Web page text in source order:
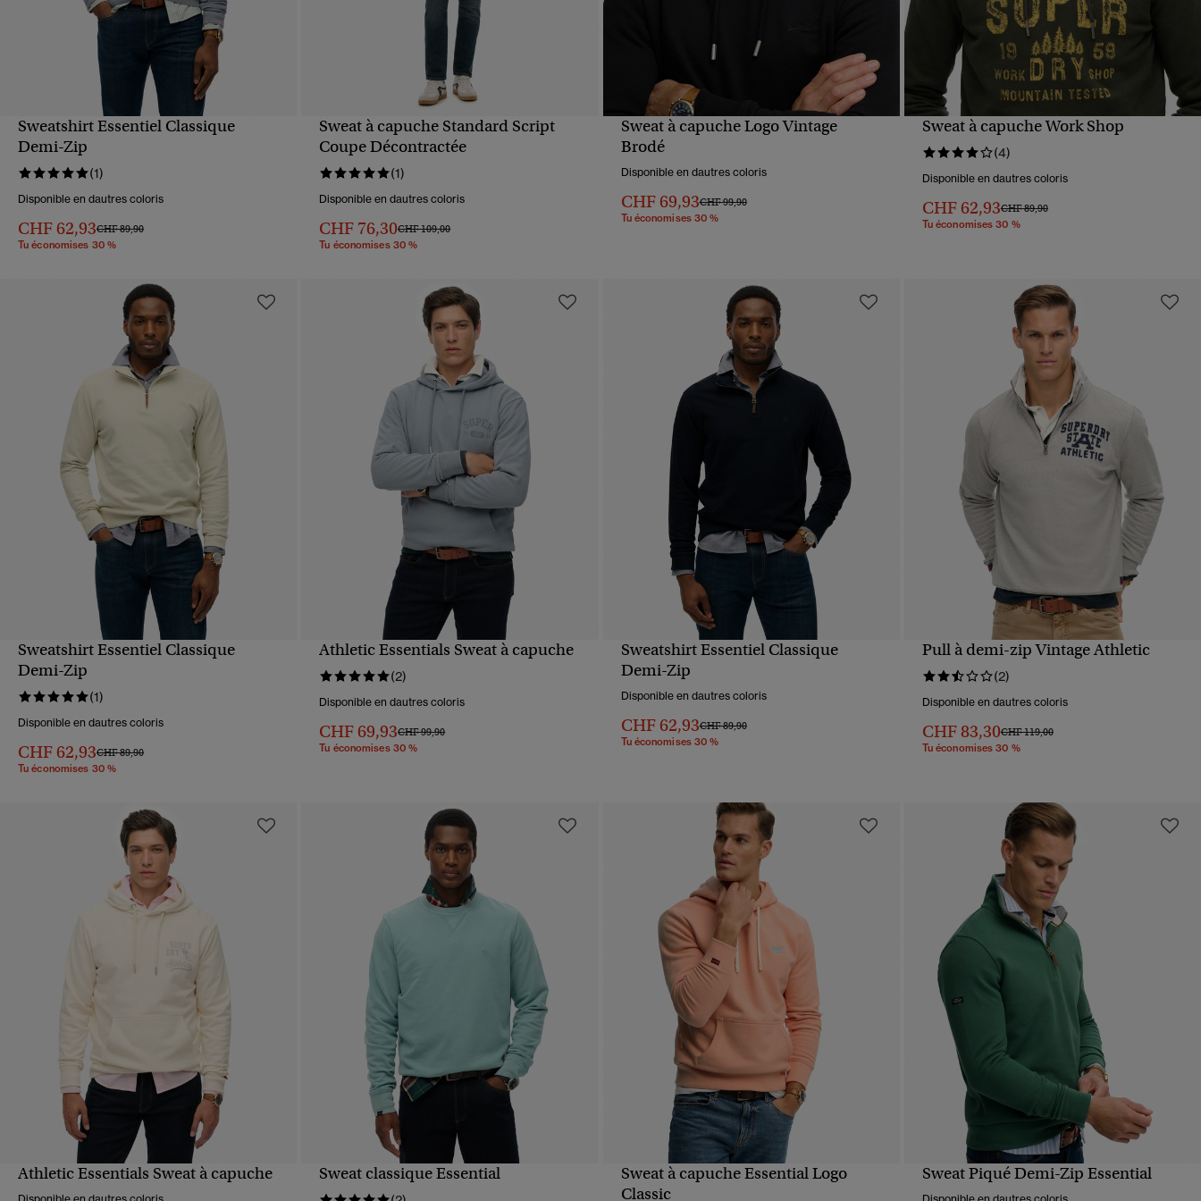
Sweatshirt Essentiel Classique
Demi-Zip
(1)
Disponible en dautres coloris
CHF 62,93Prix réduit de
CHF 89,90à
Tu économises 30 %
APERÇU RAPIDE
Sweat à capuche Standard Script
Coupe Décontractée
(1)
Disponible en dautres coloris
CHF 76,30Prix réduit de
CHF 109,00à
Tu économises 30 %
APERÇU RAPIDE
Sweat à capuche Logo Vintage
Brodé
Disponible en dautres coloris
CHF 69,93Prix réduit de
CHF 99,90à
Tu économises 30 %
Sweat à capuche Work Shop
(4)
Disponible en dautres coloris
CHF 62,93Prix réduit de
CHF 89,90à
Tu économises 30 %
Sweatshirt Essentiel Classique
Demi-Zip
(1)
Disponible en dautres coloris
CHF 62,93Prix réduit de
CHF 89,90à
Tu économises 30 %
Athletic Essentials Sweat à capuche
(2)
Disponible en dautres coloris
CHF 69,93Prix réduit de
CHF 99,90à
Tu économises 30 %
Sweatshirt Essentiel Classique
Demi-Zip
Disponible en dautres coloris
CHF 62,93Prix réduit de
CHF 89,90à
Tu économises 30 %
APERÇU RAPIDE
Pull à demi-zip Vintage Athletic
(2)
Disponible en dautres coloris
CHF 83,30Prix réduit de
CHF 119,00à
Tu économises 30 %
Athletic Essentials Sweat à capuche
APERÇU RAPIDE
Sweat classique Essential
Sweat à capuche Essential Logo
Classic
APERÇU RAPIDE
Sweat Piqué Demi-Zip Essential